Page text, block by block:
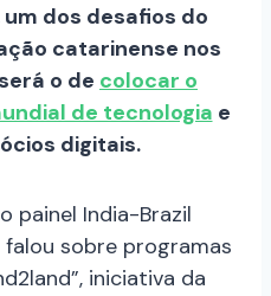
dos desafios do
catarinense nos
o de colocar o
de tecnologia e
digitais.
painel India-Brazil
falou sobre programas
iniciativa da